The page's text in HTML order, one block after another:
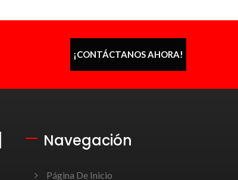
¡CONTÁCTANOS AHORA!
Navegación
Página De Inicio